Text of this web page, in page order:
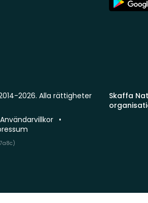
Store
Skaffa
2026. Alla rättigheter
Användarvillkor